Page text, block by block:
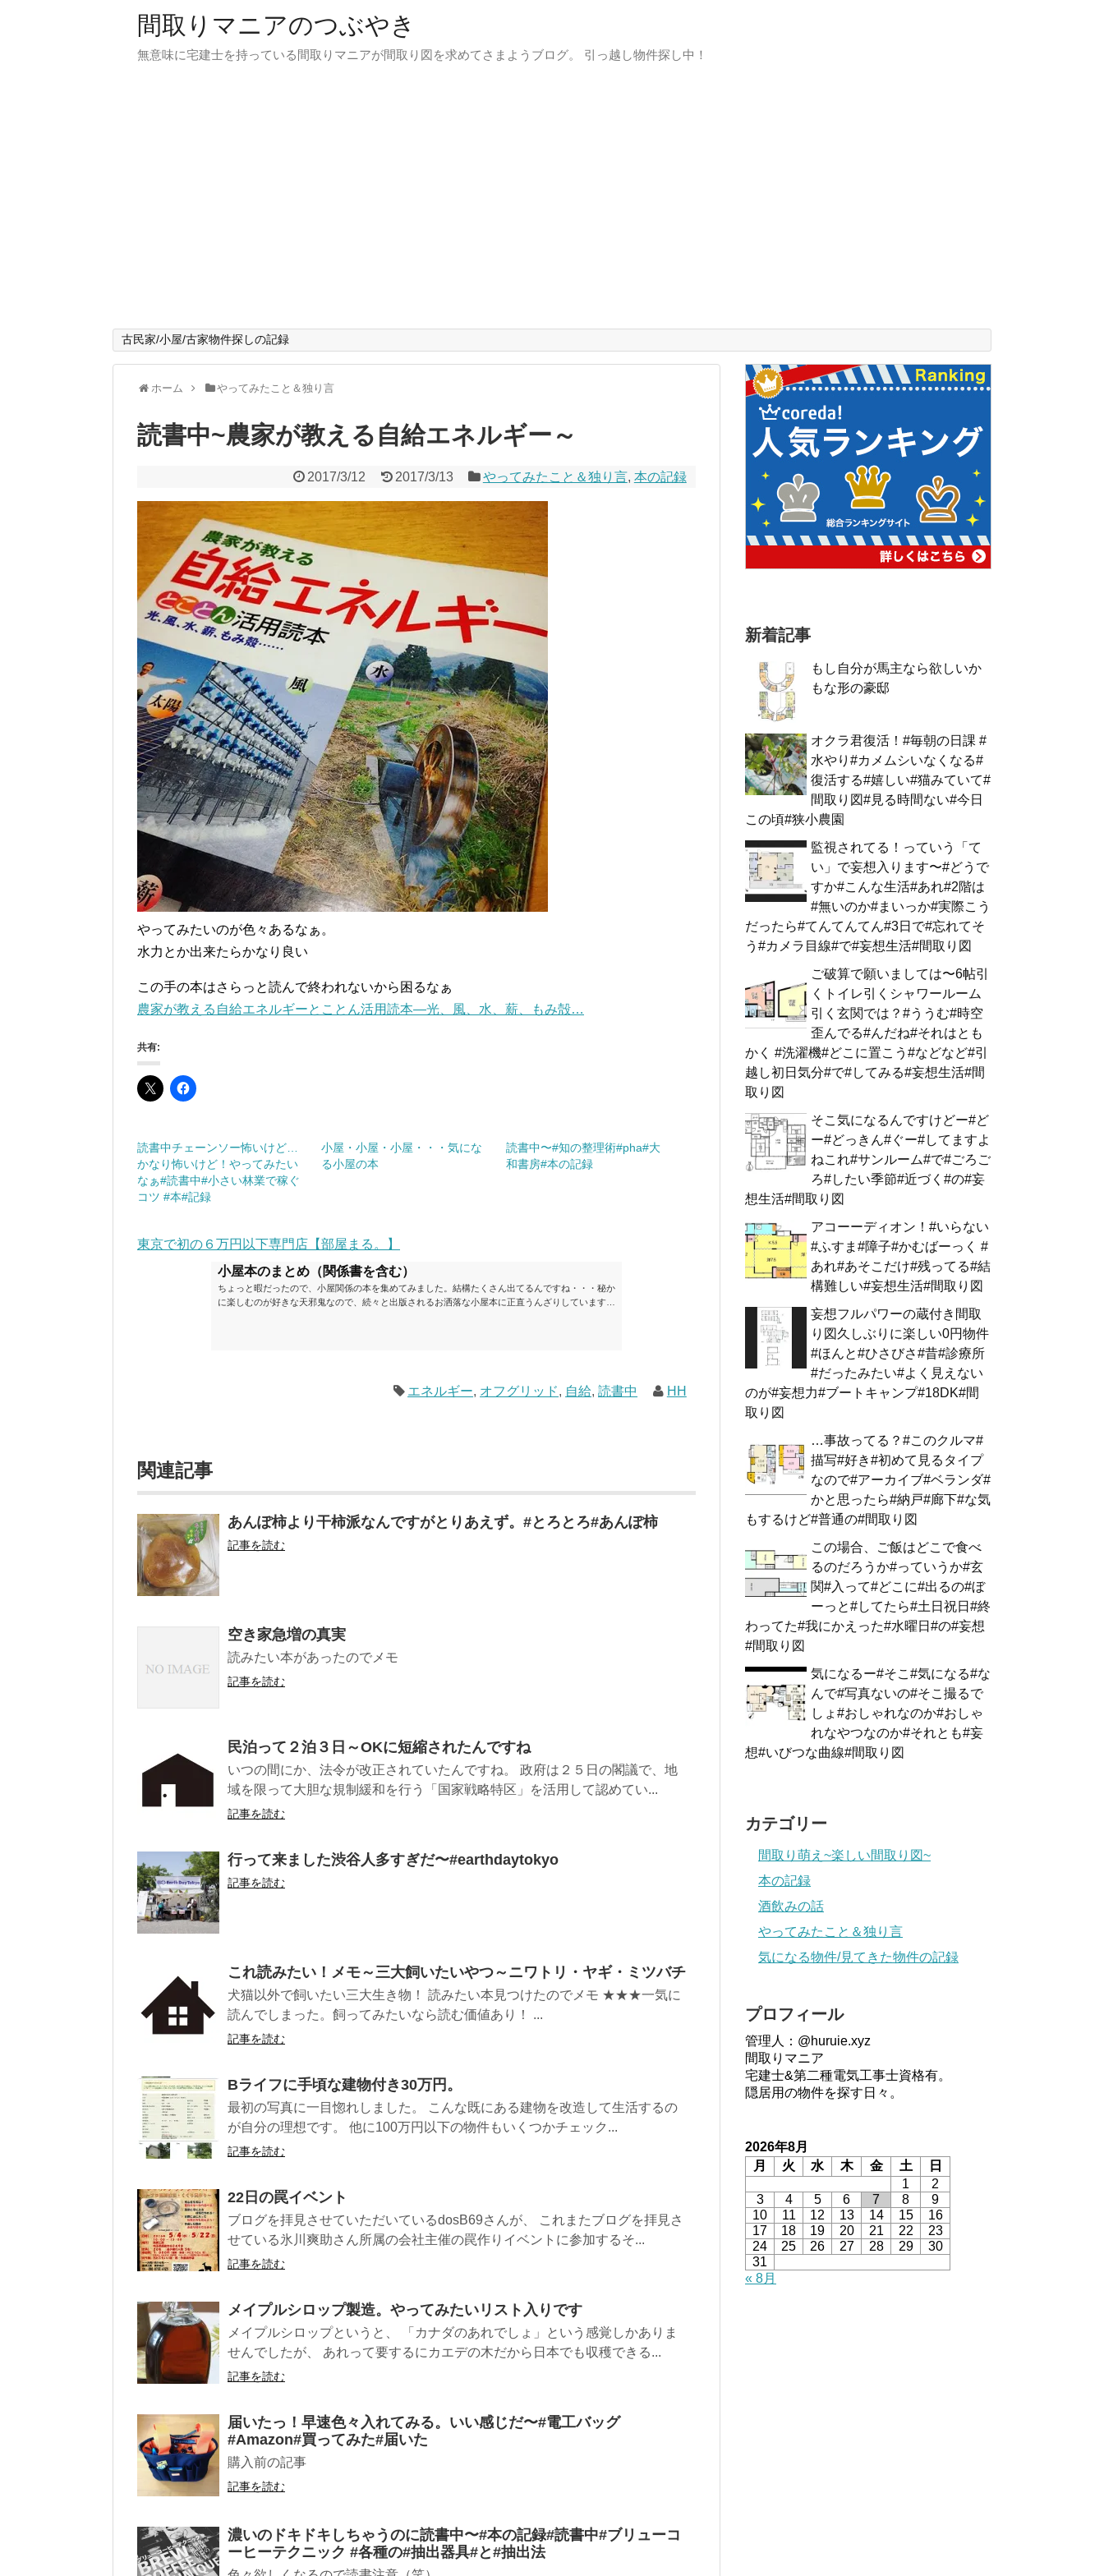
間取りマニアのつぶやき
無意味に宅建士を持っている間取りマニアが間取り図を求めてさまようブログ。 引っ越し物件探し中！
古民家/小屋/古家物件探しの記録
ホーム やってみたこと＆独り言
読書中~農家が教える自給エネルギー～
2017/3/12 2017/3/13 やってみたこと＆独り言, 本の記録
やってみたいのが色々あるなぁ。
水力とか出来たらかなり良い
この手の本はさらっと読んで終われないから困るなぁ
農家が教える自給エネルギーとことん活用読本―光、風、水、薪、もみ殻…
共有:
読書中チェーンソー怖いけど…
かなり怖いけど！やってみたい
なぁ#読書中#小さい林業で稼ぐ
コツ #本#記録
小屋・小屋・小屋・・・気にな
る小屋の本
読書中〜#知の整理術#pha#大
和書房#本の記録
東京で初の６万円以下専門店【部屋まる。】
小屋本のまとめ（関係書を含む）
ちょっと暇だったので、小屋関係の本を集めてみました。結構たくさん出てるんですね・・・秘か
に楽しむのが好きな天邪鬼なので、続々と出版されるお洒落な小屋本に正直うんざりしています
エネルギー, オフグリッド, 自給,読書中 HH
関連記事
あんぽ柿より干柿派なんですがとりあえず。#とろとろ#あんぽ柿
記事を読む
空き家急増の真実
読みたい本があったのでメモ
記事を読む
民泊って２泊３日～OKに短縮されたんですね
いつの間にか、法令が改正されていたんですね。 政府は２５日の閣議で、地
域を限って大胆な規制緩和を行う「国家戦略特区」を活用して認めてい...
記事を読む
行って来ました渋谷人多すぎだ〜#earthdaytokyo
記事を読む
これ読みたい！メモ～三大飼いたいやつ～ニワトリ・ヤギ・ミツバチ
犬猫以外で飼いたい三大生き物！ 読みたい本見つけたのでメモ ★★★一気に
読んでしまった。飼ってみたいなら読む価値あり！ ...
記事を読む
Bライフに手頃な建物付き30万円。
最初の写真に一目惚れしました。 こんな既にある建物を改造して生活するの
が自分の理想です。 他に100万円以下の物件もいくつかチェック...
記事を読む
22日の罠イベント
ブログを拝見させていただいているdosB69さんが、 これまたブログを拝見さ
せている氷川爽助さん所属の会社主催の罠作りイベントに参加するそ...
記事を読む
メイプルシロップ製造。やってみたいリスト入りです
メイプルシロップというと、 「カナダのあれでしょ」という感覚しかありま
せんでしたが、 あれって要するにカエデの木だから日本でも収穫できる...
記事を読む
届いたっ！早速色々入れてみる。いい感じだ〜#電工バッグ
#Amazon#買ってみた#届いた
購入前の記事
記事を読む
濃いのドキドキしちゃうのに️読書中〜#本の記録#読書中#ブリューコ
ーヒーテクニック #各種の#抽出器具#と#抽出法
新着記事
もし自分が馬主なら欲しいか
もな形の豪邸
オクラ君復活！#毎朝の日課 #
水やり#カメムシいなくなる#
復活する#嬉しい#猫みていて#
間取り図#見る時間ない#今日
この頃#狭小農園
監視されてる！っていう「て
い」で妄想入ります〜#どうで
すか#こんな生活#あれ#2階は
#無いのか#まいっか#実際こう
だったら#てんてんてん#3日で#忘れてそ
う#カメラ目線#で#妄想生活#間取り図
ご破算で願いましては〜6帖引
くトイレ引くシャワールーム
引く玄関では？#ううむ#時空
歪んでる#んだね#それはとも
かく #洗濯機#どこに置こう#などなど#引
越し初日気分#で#してみる#妄想生活#間
取り図
そこ気になるんですけどー#ど
ー#どっきん#ぐー#してますよ
ねこれ#サンルーム#で#ごろご
ろ#したい季節#近づく#の#妄
想生活#間取り図
アコーーディオン！#いらない
#ふすま#障子#かむばーっく #
あれ#あそこだけ#残ってる#結
構難しい#妄想生活#間取り図
妄想フルパワーの蔵付き間取
り図久しぶりに楽しい0円物件
#ほんと#ひさびさ#昔#診療所
#だったみたい#よく見えない
のが#妄想力#ブートキャンプ#18DK#間
取り図
…事故ってる？#このクルマ#
描写#好き#初めて見るタイプ
なので#アーカイブ#ベランダ#
かと思ったら#納戸#廊下#な気
もするけど#普通の#間取り図
この場合、ご飯はどこで食べ
るのだろうか#っていうか#玄
関#入って#どこに#出るの#ぼ
ーっと#してたら#土日祝日#終
わってた#我にかえった#水曜日#の#妄想
#間取り図
気になるー#そこ#気になる#な
んで#写真ないの#そこ撮るで
しょ#おしゃれなのか#おしゃ
れなやつなのか#それとも#妄
想#いびつな曲線#間取り図
カテゴリー
間取り萌え~楽しい間取り図~
本の記録
酒飲みの話
やってみたこと＆独り言
気になる物件/見てきた物件の記録
プロフィール
管理人：@huruie.xyz
間取りマニア
宅建士&第二種電気工事士資格有。
隠居用の物件を探す日々。
2026年8月
月
火 水 木 金 土
日
1
2
3
4 5 6 7 8
9
10
11 12 13 14 15
16
17
18 19 20 21 22
23
24
25 26 27 28 29
30
31
« 8月